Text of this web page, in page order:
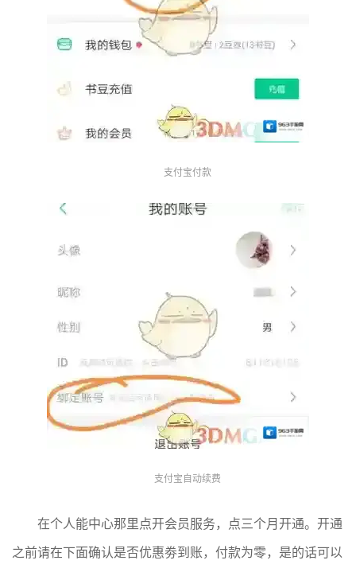
支付宝付款
支付宝自动续费
在个人能中心那里点开会员服务，点三个月开通。开通
之前请在下面确认是否优惠劵到账，付款为零，是的话可以